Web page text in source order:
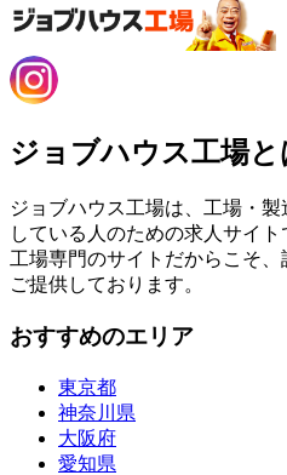
ジョブハウス工場と
ジョブハウス工場は、工場・
している人のための求人サイト
工場専門のサイトだからこそ
ご提供しております。
おすすめのエリア
東京都
神奈川県
大阪府
愛知県